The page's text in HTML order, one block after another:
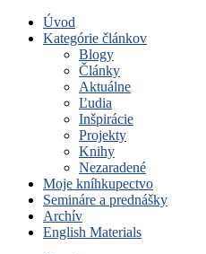
Úvod
Kategórie článkov
Blogy
Články
Aktuálne
Ľudia
Inšpirácie
Projekty
Knihy
Nezaradené
Moje kníhkupectvo
Semináre a prednášky
Archív
English Materials